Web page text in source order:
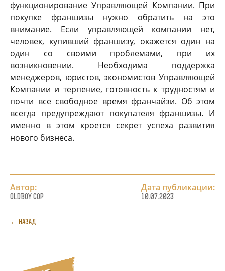
функционирование Управляющей Компании. При
покупке франшизы нужно обратить на это
внимание. Если управляющей компании нет,
человек, купивший франшизу, окажется один на
один со своими проблемами, при их
возникновении. Необходима поддержка
менеджеров, юристов, экономистов Управляющей
Компании и терпение, готовность к трудностям и
почти все свободное время франчайзи. Об этом
всегда предупреждают покупателя франшизы. И
именно в этом кроется секрет успеха развития
нового бизнеса.
Автор:
OldBoy Cop
Дата публикации:
10.07.2023
← НАЗАД